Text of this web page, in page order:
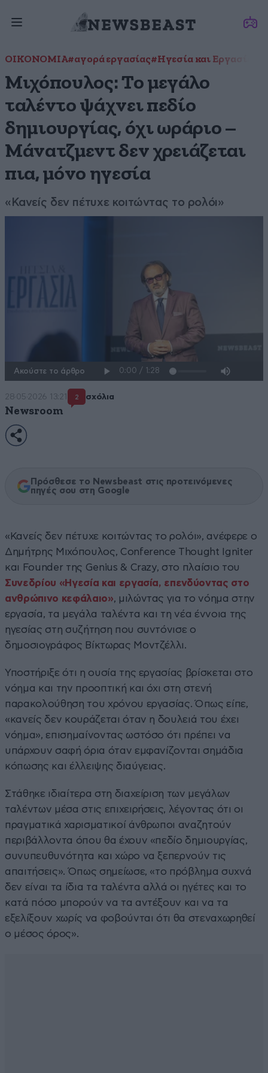
ΟΙΚΟΝΟΜΙΑ#αγορά εργασίας#Ηγεσία και Εργασία
Μιχόπουλος: Το μεγάλο
ταλέντο ψάχνει πεδίο
δημιουργίας, όχι ωράριο –
Μάνατζμεντ δεν χρειάζεται
πια, μόνο ηγεσία
«Κανείς δεν πέτυχε κοιτώντας το ρολόι»
Ακούστε το άρθρο
28·05·2026 13:21 2 σχόλια
Newsroom
Πρόσθεσε το Newsbeast στις προτεινόμενες
πηγές σου στη Google
«Κανείς δεν πέτυχε κοιτώντας το ρολόι», ανέφερε ο
Δημήτρης Μιχόπουλος, Conference Thought Igniter
και Founder της Genius & Crazy, στο πλαίσιο του
Συνεδρίου «Ηγεσία και εργασία, επενδύοντας στο
ανθρώπινο κεφάλαιο», μιλώντας για το νόημα στην
εργασία, τα μεγάλα ταλέντα και τη νέα έννοια της
ηγεσίας στη συζήτηση που συντόνισε ο
δημοσιογράφος Βίκτωρας Μοντζέλλι.
Υποστήριξε ότι η ουσία της εργασίας βρίσκεται στο
νόημα και την προοπτική και όχι στη στενή
παρακολούθηση του χρόνου εργασίας. Όπως είπε,
«κανείς δεν κουράζεται όταν η δουλειά του έχει
νόημα», επισημαίνοντας ωστόσο ότι πρέπει να
υπάρχουν σαφή όρια όταν εμφανίζονται σημάδια
κόπωσης και έλλειψης διαύγειας.
Στάθηκε ιδιαίτερα στη διαχείριση των μεγάλων
ταλέντων μέσα στις επιχειρήσεις, λέγοντας ότι οι
πραγματικά χαρισματικοί άνθρωποι αναζητούν
περιβάλλοντα όπου θα έχουν «πεδίο δημιουργίας,
συνυπευθυνότητα και χώρο να ξεπερνούν τις
απαιτήσεις». Όπως σημείωσε, «το πρόβλημα συχνά
δεν είναι τα ίδια τα ταλέντα αλλά οι ηγέτες και το
κατά πόσο μπορούν να τα αντέξουν και να τα
εξελίξουν χωρίς να φοβούνται ότι θα στεναχωρηθεί
ο μέσος όρος».